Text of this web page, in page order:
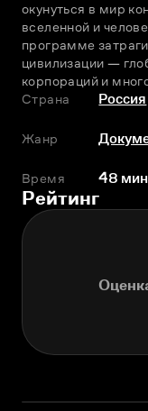
окунуться в мир
вселенной и
программе
цивилизации —
корпораций и
Страна
Россия
Жанр
Время 48
Рейтинг